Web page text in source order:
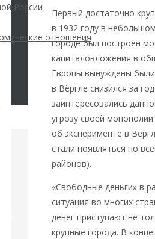
России
отношения
Первый достаточно
в 1932 году в
городе был построен
капиталовложения в
Европы вынуждены
в Вёргле снизился за
заинтересовались
угрозу своей
об эксперименте в
стали появляться по
районов).
«Свободные деньги» в
ситуация во многих
денег приступают не
крупные города. В